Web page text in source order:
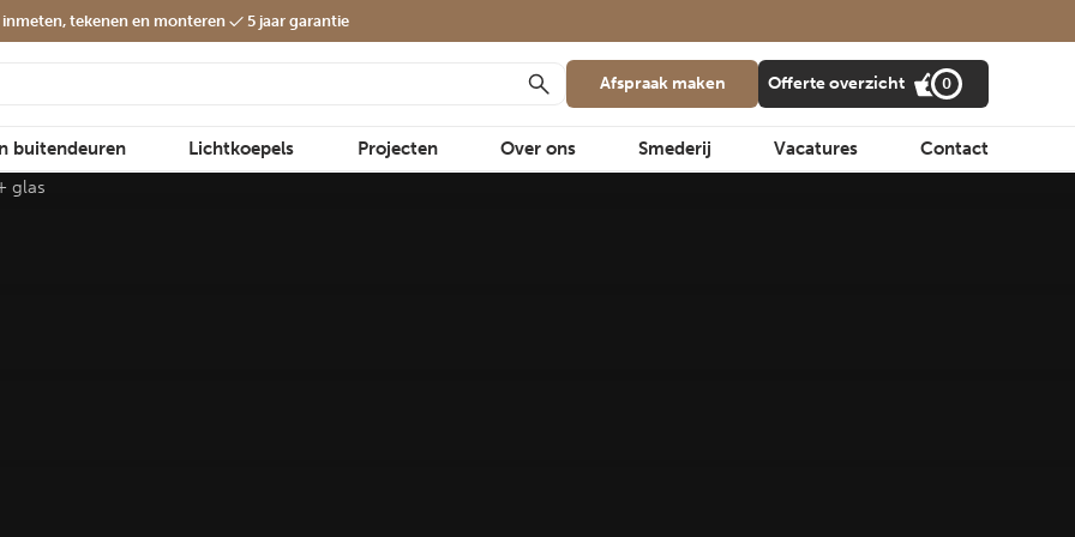
tekenen en monteren 5 jaar garantie
Afspraak maken Offerte overzicht 0
buitendeuren Lichtkoepels Projecten Over ons Smederij Vacatures Contact